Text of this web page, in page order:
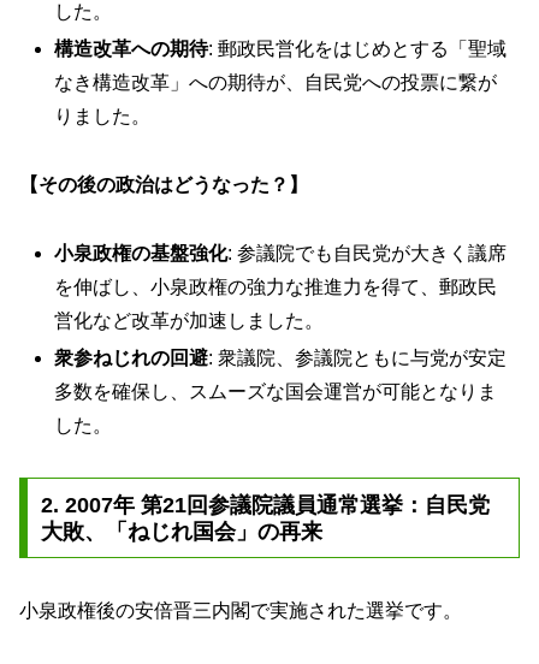
した。
構造改革への期待: 郵政民営化をはじめとする「聖域
なき構造改革」への期待が、自民党への投票に繋が
りました。
【その後の政治はどうなった？】
小泉政権の基盤強化: 参議院でも自民党が大きく議席
を伸ばし、小泉政権の強力な推進力を得て、郵政民
営化など改革が加速しました。
衆参ねじれの回避: 衆議院、参議院ともに与党が安定
多数を確保し、スムーズな国会運営が可能となりま
した。
2. 2007年 第21回参議院議員通常選挙：自民党
大敗、「ねじれ国会」の再来
小泉政権後の安倍晋三内閣で実施された選挙です。